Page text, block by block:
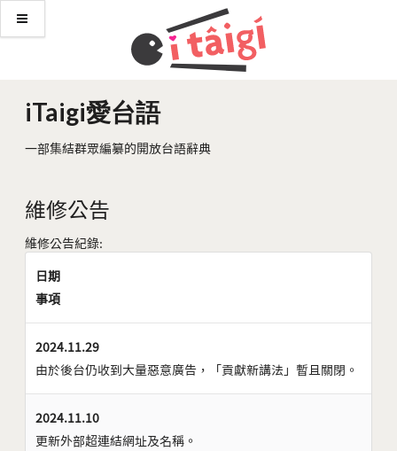
iTaigi愛台語
一部集結群眾編纂的開放台語辭典
維修公告
維修公告紀錄:
日期
事項
2024.11.29
由於後台仍收到大量惡意廣告，「貢獻新講法」暫且關閉。
2024.11.10
更新外部超連結網址及名稱。